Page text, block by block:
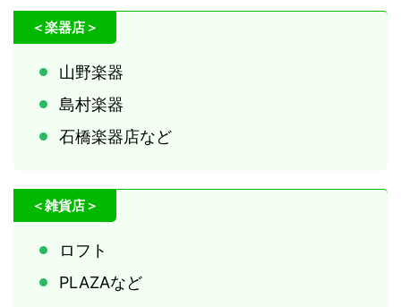
＜楽器店＞
山野楽器
島村楽器
石橋楽器店など
＜雑貨店＞
ロフト
PLAZAなど